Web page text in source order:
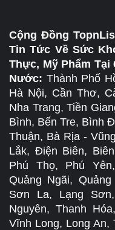
Cộng Đồng
Tin Tức Về Sức
Thực, Mỹ Phẩm Tại
Nước: Thành Phố
Hà Nội, Cần Thơ,
Nha Trang, Tiền
Bình, Bến Tre, Bình
Thuận, Bà Rịa -
Lắk, Điện Biên,
Phú Thọ, Phú
Quảng Ngãi,
Sơn La, Lạng
Nguyên, Thanh
Vĩnh Long, Long An,